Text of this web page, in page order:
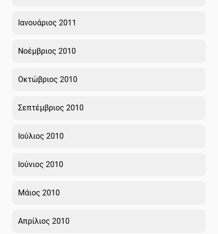
Ιανουάριος 2011
Νοέμβριος 2010
Οκτώβριος 2010
Σεπτέμβριος 2010
Ιούλιος 2010
Ιούνιος 2010
Μάιος 2010
Απρίλιος 2010